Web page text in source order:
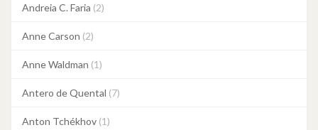
Andreia C. Faria (2)
Anne Carson (2)
Anne Waldman (1)
Antero de Quental (7)
Anton Tchékhov (1)